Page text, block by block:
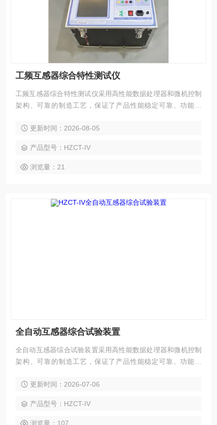
工频互感器综合特性测试仪
工频互感器综合特性测试仪采用高性能数据处理器和微机控制
架构、可靠的制造工艺，保证了产品性能稳定可靠、功能完
业用来测试电流互感器和电压互感器的专业检测仪器。
更新时间：2026-08-05
产品型号：HZCT-IV
浏览量：21
全自动互感器综合试验装置
全自动互感器综合试验装置采用高性能数据处理器和微机控制
架构、可靠的制造工艺，保证了产品性能稳定可靠、功能完
业用来测试电流互感器和电压互感器的专业检测仪器。
更新时间：2026-07-06
产品型号：HZCT-IV
浏览量：107